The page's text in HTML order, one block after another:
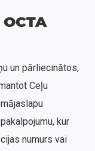
un pārliecinātos,
Ceļu
kur
numurs vai